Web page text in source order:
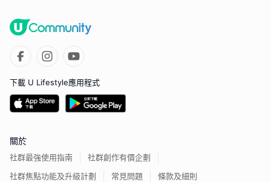
下載 U Lifestyle應用程式
關於
社群最強使用指南
社群創作有價企劃
社群焦點功能及升級計劃
常見問題 條款及細則